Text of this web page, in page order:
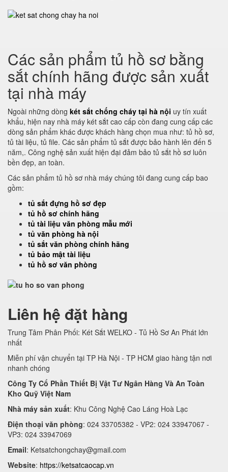
Các sản phẩm tủ hồ sơ bằng
sắt chính hãng được sản xuất
tại nhà máy
Ngoài những dòng két sắt chống cháy tại hà nội uy tín xuất
khẩu, hiện nay nhà máy két sắt cao cấp còn đang cung cấp các
dòng sản phẩm khác được khách hàng chọn mua như: tủ hồ sơ,
tủ tài liệu, tủ file. Các sản phẩm tủ sắt được bảo hành lên đến 5
năm,. Công nghệ sản xuất hiện đại đảm bảo tủ sắt hồ sơ luôn
bền đẹp, an toàn.
Các sản phẩm tủ hồ sơ nhà máy chúng tôi đang cung cấp bao
gồm:
tủ sắt đựng hồ sơ đẹp
tủ hồ sơ chính hãng
tủ tài liệu văn phòng mẫu mới
tủ văn phòng hà nội
tủ sắt văn phòng chính hãng
tủ bảo mật tài liệu
tủ hồ sơ văn phòng
Liên hệ đặt hàng
Trung Tâm Phân Phối: Két Sắt WELKO - Tủ Hồ Sơ An Phát lớn
nhất
Miễn phí vận chuyển tại TP Hà Nội - TP HCM giao hàng tận nơi
nhanh chóng
Công Ty Cổ Phần Thiết Bị Vật Tư Ngân Hàng Và An Toàn
Kho Quỹ Việt Nam
Nhà máy sản xuất: Khu Công Nghệ Cao Láng Hoà Lạc
Điện thoại văn phòng: 024 33705382 - VP2: 024 33947067 -
VP3: 024 33947069
Email: Ketsatchongchay@gmail.com
Website: https://ketsatcaocap.vn